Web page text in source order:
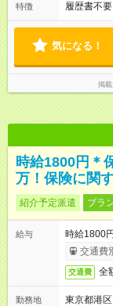
特徴 履歴書不要
気になる！
掲
時給1800円＊
万！保険に関
紹介予定派遣 ブラ
給与
時給1800
交通費
交通費 全
勤務地
東京都港区